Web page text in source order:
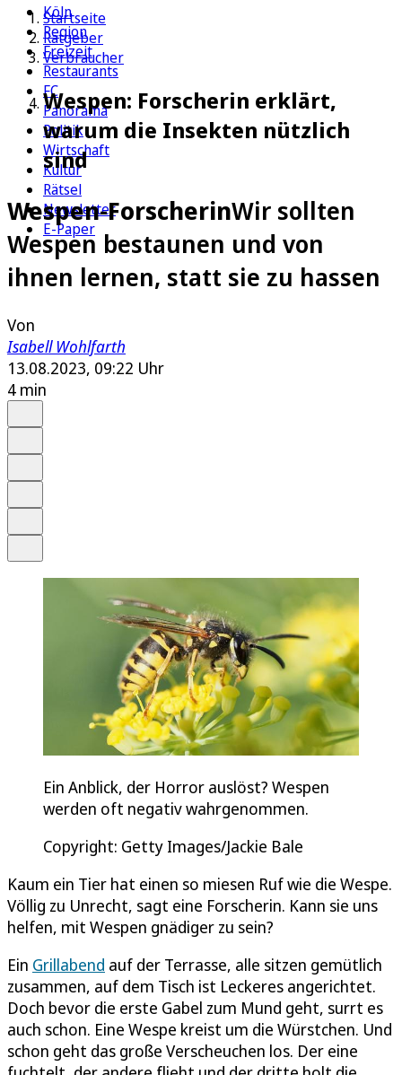
Köln
Region
Freizeit
Restaurants
FC
Panorama
Politik
Wirtschaft
Kultur
Rätsel
Newsletter
E-Paper
Startseite
Ratgeber
Verbraucher
Wespen: Forscherin erklärt,
warum die Insekten nützlich
sind
Wespen-ForscherinWir sollten
Wespen bestaunen und von
ihnen lernen, statt sie zu hassen
Von
Isabell Wohlfarth
13.08.2023, 09:22 Uhr
4 min
Ein Anblick, der Horror auslöst? Wespen
werden oft negativ wahrgenommen.
Copyright: Getty Images/Jackie Bale
Kaum ein Tier hat einen so miesen Ruf wie die Wespe.
Völlig zu Unrecht, sagt eine Forscherin. Kann sie uns
helfen, mit Wespen gnädiger zu sein?
Ein Grillabend auf der Terrasse, alle sitzen gemütlich
zusammen, auf dem Tisch ist Leckeres angerichtet.
Doch bevor die erste Gabel zum Mund geht, surrt es
auch schon. Eine Wespe kreist um die Würstchen. Und
schon geht das große Verscheuchen los. Der eine